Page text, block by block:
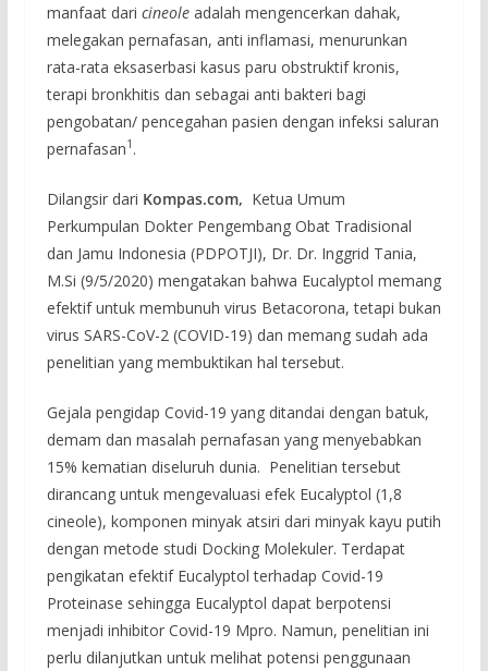
manfaat dari cineole adalah mengencerkan dahak,
melegakan pernafasan, anti inflamasi, menurunkan
rata-rata eksaserbasi kasus paru obstruktif kronis,
terapi bronkhitis dan sebagai anti bakteri bagi
pengobatan/ pencegahan pasien dengan infeksi saluran
pernafasan1 .
Dilangsir dari Kompas.com, Ketua Umum
Perkumpulan Dokter Pengembang Obat Tradisional
dan Jamu Indonesia (PDPOTJI), Dr. Dr. Inggrid Tania,
M.Si (9/5/2020) mengatakan bahwa Eucalyptol memang
efektif untuk membunuh virus Betacorona, tetapi bukan
virus SARS-CoV-2 (COVID-19) dan memang sudah ada
penelitian yang membuktikan hal tersebut.
Gejala pengidap Covid-19 yang ditandai dengan batuk,
demam dan masalah pernafasan yang menyebabkan
15% kematian diseluruh dunia. Penelitian tersebut
dirancang untuk mengevaluasi efek Eucalyptol (1,8
cineole), komponen minyak atsiri dari minyak kayu putih
dengan metode studi Docking Molekuler. Terdapat
pengikatan efektif Eucalyptol terhadap Covid-19
Proteinase sehingga Eucalyptol dapat berpotensi
menjadi inhibitor Covid-19 Mpro. Namun, penelitian ini
perlu dilanjutkan untuk melihat potensi penggunaan